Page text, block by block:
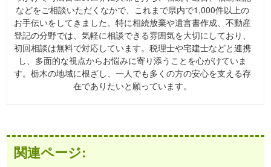
などをご相談いただくなかで、これまで県内で1,000件以上の
お手伝いをしてきました。特に相続放棄や遺言書作成、不動産
登記の分野では、気軽に相談できる雰囲気を大切にしており、
初回相談は無料で対応しています。税理士や宅建士などと連携
し、多面的な視点からお悩みに寄り添うことを心がけていま
す。栃木の地域に根ざし、一人でも多くの方の安心を支える存
在でありたいと願っています。
関連ページ: